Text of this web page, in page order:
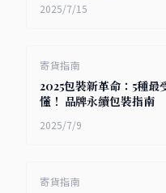
2025/7/15
寄貨指南
2025包裝新革命：5種最
懂！ 品牌永續包裝指南
2025/7/9
寄貨指南